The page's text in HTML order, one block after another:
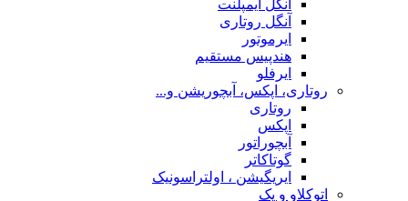
آنگل ایمپلنت
آنگل روتاری
ایرموتور
هندپیس مستقیم
ایرفلو
روتاری، اپکس، آبچوریشن و...
روتاری
اپکس
آبچوراتور
گوتاکاتر
ایریگیشن ، اولتراسونیک
اتوکلاو و پک